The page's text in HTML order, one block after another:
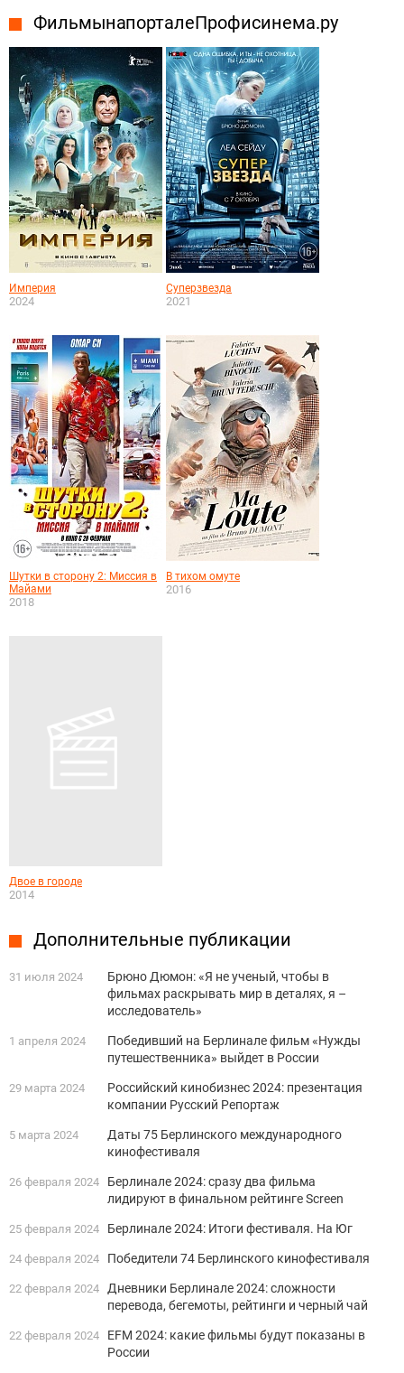
Фильмы на портале Профисинема.ру
Империя
2024
Суперзвезда
2021
Шутки в сторону 2: Миссия в
Майами
2018
В тихом омуте
2016
Двое в городе
2014
Дополнительные публикации
31 июля 2024
Брюно Дюмон: «Я не ученый, чтобы в
фильмах раскрывать мир в деталях, я –
исследователь»
1 апреля 2024
Победивший на Берлинале фильм «Нужды
путешественника» выйдет в России
29 марта 2024
Российский кинобизнес 2024: презентация
компании Русский Репортаж
5 марта 2024
Даты 75 Берлинского международного
кинофестиваля
26 февраля 2024
Берлинале 2024: сразу два фильма
лидируют в финальном рейтинге Screen
25 февраля 2024 Берлинале 2024: Итоги фестиваля. На Юг
24 февраля 2024 Победители 74 Берлинского кинофестиваля
22 февраля 2024 Дневники Берлинале 2024: сложности
перевода, бегемоты, рейтинги и черный чай
22 февраля 2024
EFM 2024: какие фильмы будут показаны в
России